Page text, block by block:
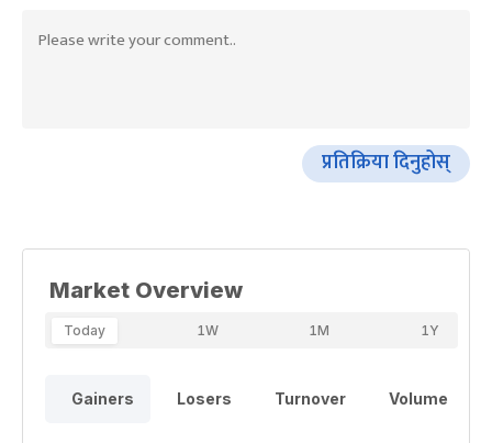
प्रतिक्रिया दिनुहोस्